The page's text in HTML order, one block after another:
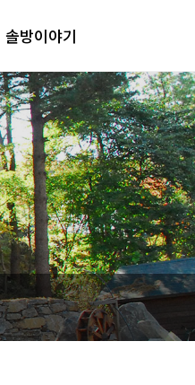
솔방이야기
솔방지기 건강이야기
솔방지기 건강이야기